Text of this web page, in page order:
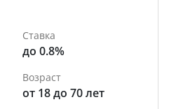
Ставка
до 0.8%
Возраст
от 18 до 70 лет